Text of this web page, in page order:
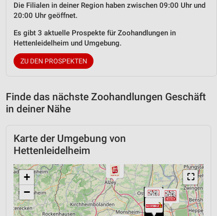
Die Filialen in deiner Region haben zwischen 09:00 Uhr und
20:00 Uhr geöffnet.
Es gibt 3 aktuelle Prospekte für Zoohandlungen in
Hettenleidelheim und Umgebung.
ZU DEN PROSPEKTEN
Finde das nächste Zoohandlungen Geschäft
in deiner Nähe
Karte der Umgebung von
Hettenleidelheim
⛶
+
−